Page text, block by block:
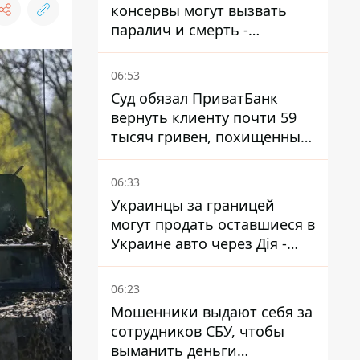
консервы могут вызвать
паралич и смерть -
Госрыбагентство
предупреждает о ботулизме
06:53
Суд обязал ПриватБанк
вернуть клиенту почти 59
тысяч гривен, похищенных
мошенниками
06:33
Украинцы за границей
могут продать оставшиеся в
Украине авто через Дія -
МВД
06:23
Мошенники выдают себя за
сотрудников СБУ, чтобы
выманить деньги